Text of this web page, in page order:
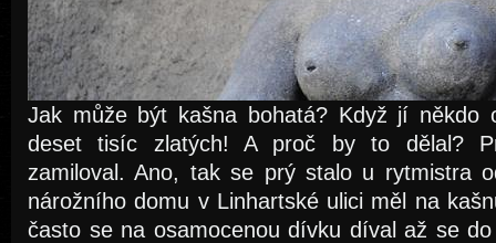
Jak může být kašna bohatá? Když jí někdo
deset tisíc zlatých! A proč by to dělal?
zamiloval. Ano, tak se prý stalo u rytmistra
nárožního domu v Linhartské ulici měl na
často se na osamocenou dívku díval až se